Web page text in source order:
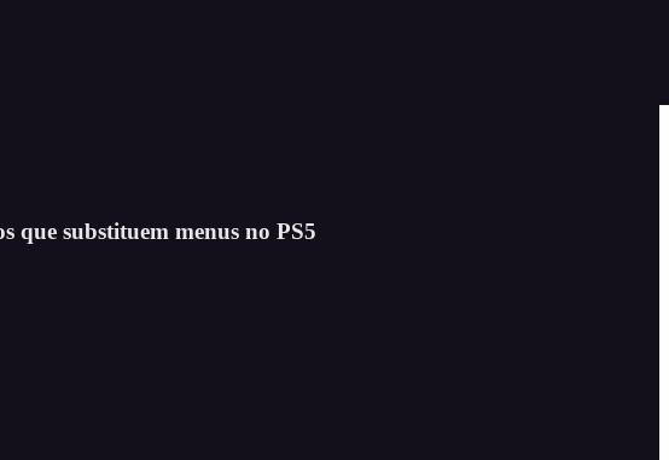
que substituem menus no PS5